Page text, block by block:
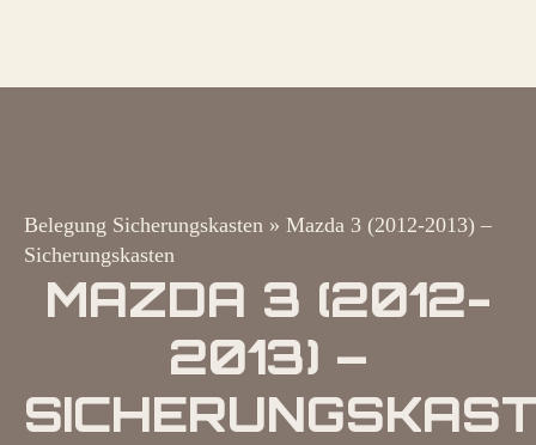
Belegung Sicherungskasten » Mazda 3 (2012-2013) –
Sicherungskasten
MAZDA 3 (2012-
2013) –